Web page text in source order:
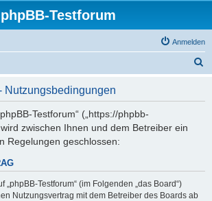
phpBB-Testforum
Anmelden
Nutzungsbedingungen
Testforum“ („https://phpbb-
zwischen Ihnen und dem Betreiber ein
Regelungen geschlossen:
„phpBB-Testforum“ (im Folgenden „das Board“)
Nutzungsvertrag mit dem Betreiber des Boards ab